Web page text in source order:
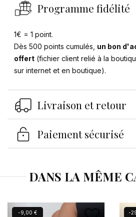
Programme fidélité
1€ = 1 point.
Dès 500 points cumulés, un bon
offert(fichier client relié à la
sur internet et en boutique).
Livraison et retour
Paiement sécurisé
DANS LA MÊME
-9,00 €
Nouveau -
Se connecter
Vous devez être connecté pour
Annuler